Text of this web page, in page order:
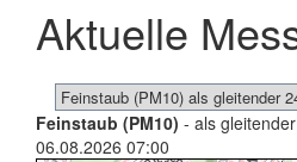
Aktuelle
Feinstaub (PM10) - als
06.08.2026 07:00